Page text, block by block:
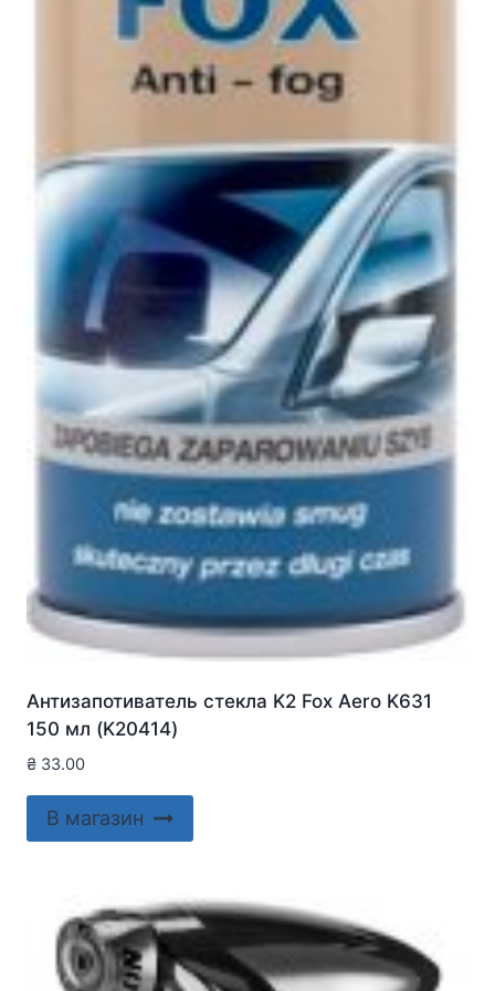
Антизапотиватель стекла K2 Fox Aero K631
150 мл (K20414)
₴ 33.00
В магазин